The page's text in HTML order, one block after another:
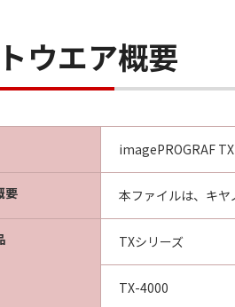
ウエア概要
imagePROGRAF
要 本ファイルは、キヤ
TXシリーズ
TX-4000